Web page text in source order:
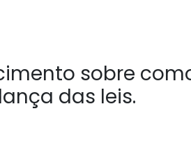
sobre
das leis.